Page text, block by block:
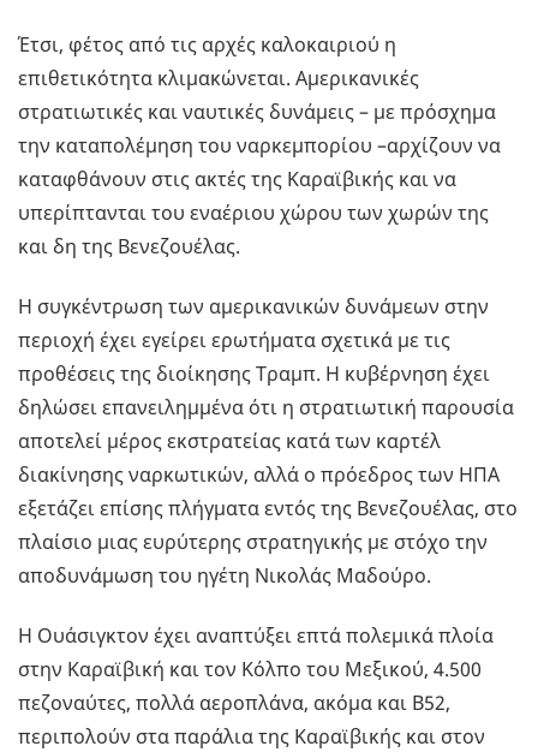
Έτσι, φέτος από τις αρχές καλοκαιριού η
επιθετικότητα κλιμακώνεται. Αμερικανικές
στρατιωτικές και ναυτικές δυνάμεις – με πρόσχημα
την καταπολέμηση του ναρκεμπορίου –αρχίζουν να
καταφθάνουν στις ακτές της Καραϊβικής και να
υπερίπτανται του εναέριου χώρου των χωρών της
και δη της Βενεζουέλας.
Η συγκέντρωση των αμερικανικών δυνάμεων στην
περιοχή έχει εγείρει ερωτήματα σχετικά με τις
προθέσεις της διοίκησης Τραμπ. Η κυβέρνηση έχει
δηλώσει επανειλημμένα ότι η στρατιωτική παρουσία
αποτελεί μέρος εκστρατείας κατά των καρτέλ
διακίνησης ναρκωτικών, αλλά ο πρόεδρος των ΗΠΑ
εξετάζει επίσης πλήγματα εντός της Βενεζουέλας, στο
πλαίσιο μιας ευρύτερης στρατηγικής με στόχο την
αποδυνάμωση του ηγέτη Νικολάς Μαδούρο.
Η Ουάσιγκτον έχει αναπτύξει επτά πολεμικά πλοία
στην Καραϊβική και τον Κόλπο του Μεξικού, 4.500
πεζοναύτες, πολλά αεροπλάνα, ακόμα και Β52,
περιπολούν στα παράλια της Καραϊβικής και στον